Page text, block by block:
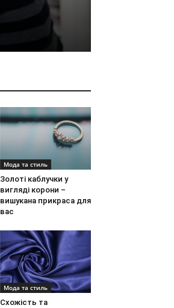
Мода та стиль
Золоті каблучки у
вигляді корони –
вишукана прикраса для
вас
Мода та стиль
Схожість та